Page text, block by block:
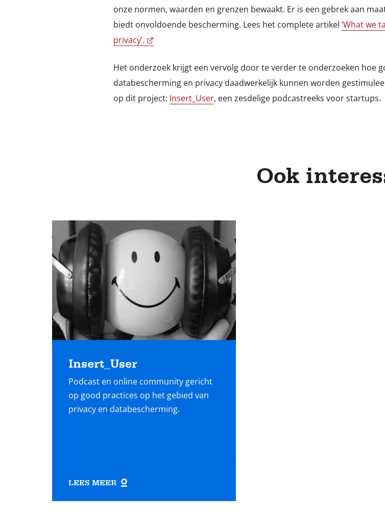
onze normen, waarden en grenzen bewaakt. Er is een gebrek aan
biedt onvoldoende bescherming. Lees het complete artikel ‘What we
privacy’.
Het onderzoek krijgt een vervolg door te verder te onderzoeken hoe
databescherming en privacy daadwerkelijk kunnen worden
op dit project: Insert_User, een zesdelige podcastreeks voor startups.
Ook
Insert_User
Podcast en online community gericht
op good practices op het gebied van
privacy en databescherming.
LEES MEER
meer